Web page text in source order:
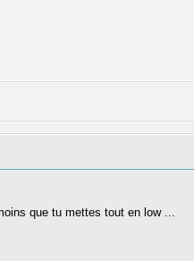
que tu mettes tout en low ...